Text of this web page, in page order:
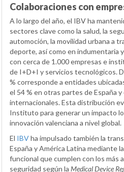
Colaboraciones con
A lo largo del año, el IBV ha
sectores clave como la salud, la
automoción, la movilidad urbana a
deporte, así como en indumentaria
con cerca de 1.000 empresas e
de I+D+I y servicios tecnológicos.
% corresponde a entidades
el 54 % en otras partes de España
internacionales. Esta distribución
Instituto para generar un impacto
innovación valenciana a nivel global.
El IBVha impulsado también la
España y América Latina mediante
funcional que cumplen con los más
seguridad según la Medical Device